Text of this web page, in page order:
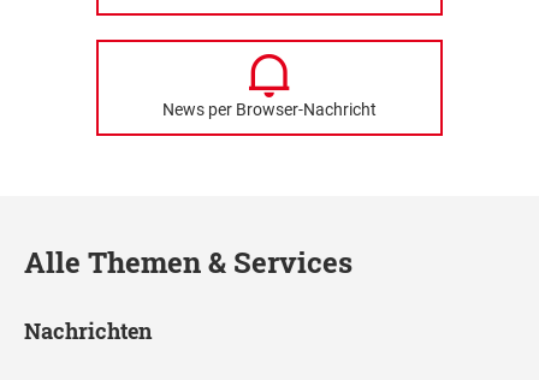
News per Browser-Nachricht
Alle Themen & Services
Nachrichten